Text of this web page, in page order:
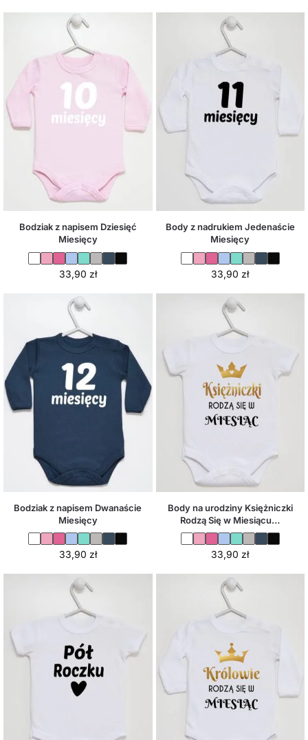
Bodziak z napisem Dziesięć
Miesięcy
33,90 zł
Body z nadrukiem Jedenaście
Miesięcy
33,90 zł
Bodziak z napisem Dwanaście
Miesięcy
33,90 zł
Body na urodziny Księżniczki
Rodzą Się w Miesiącu…
33,90 zł